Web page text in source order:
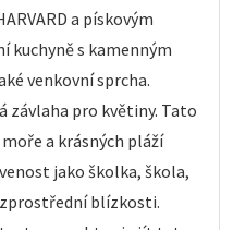
a pískovým
kuchyně s kamenným
venkovní sprcha.
závlaha pro květiny. Tato
a krásných pláží
jako školka, škola,
blízkosti.